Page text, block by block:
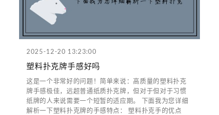
2025-12-20 13:23:00
塑料扑克牌手感好吗
这是一个非常好的问题！简单来说：高质量的塑料扑克
牌手感极佳，远超普通纸质扑克牌，但对于但对于习惯
纸牌的人来说需要一个短暂的适应期。 下面我为您详细
解析一下塑料扑克牌的手感特点： 塑料扑克手的优点